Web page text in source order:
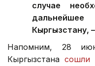
случае
Кыргызстану,
Напомним, 28
Кыргызстанасошли